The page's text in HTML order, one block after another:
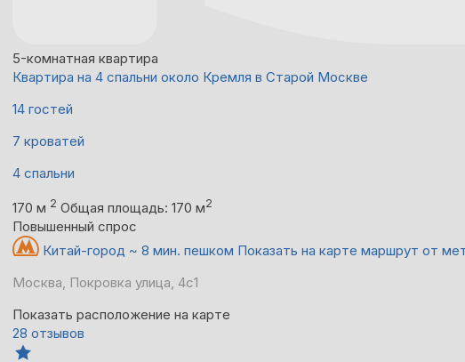
5-комнатная квартира
Квартира на 4 спальни около Кремля в Старой Москве
14 гостей
7 кроватей
4 спальни
170 м 2 Общая площадь: 170 м2
Повышенный спрос
Китай-город ~ 8 мин. пешком Показать на карте маршрут от
Москва, Покровка улица, 4с1
Показать расположение на карте
28 отзывов